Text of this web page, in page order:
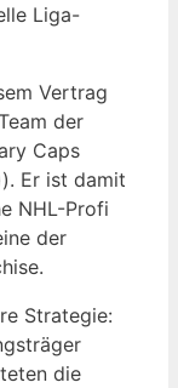
Liga-
Vertrag
der
Caps
Er ist damit
NHL-Profi
der
Strategie:
die